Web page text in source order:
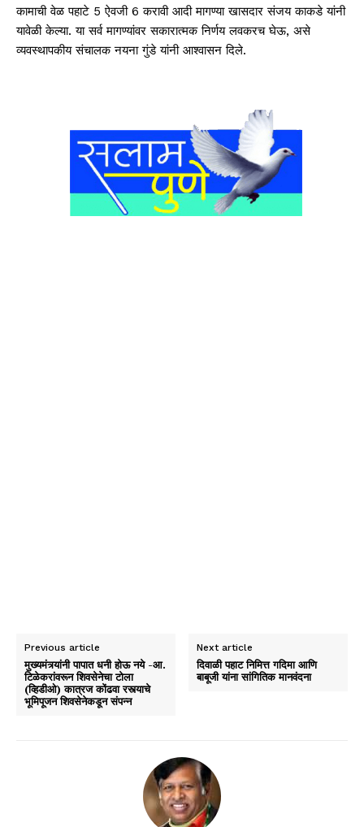
कामाची वेळ पहाटे 5 ऐवजी 6 करावी आदी मागण्या खासदार संजय काकडे यांनी
यावेळी केल्या. या सर्व मागण्यांवर सकारात्मक निर्णय लवकरच घेऊ, असे
व्यवस्थापकीय संचालक नयना गुंडे यांनी आश्वासन दिले.
Previous article
मुख्यमंत्र्यांनी पापात धनी होऊ नये -आ.
टिळेकरांवरून शिवसेनेचा टोला
(व्हिडीओ) कात्रज कोंढवा रस्त्याचे
भूमिपूजन शिवसेनेकडून संपन्न
Next article
दिवाळी पहाट निमित्त गदिमा आणि
बाबूजी यांना सांगितिक मानवंदना